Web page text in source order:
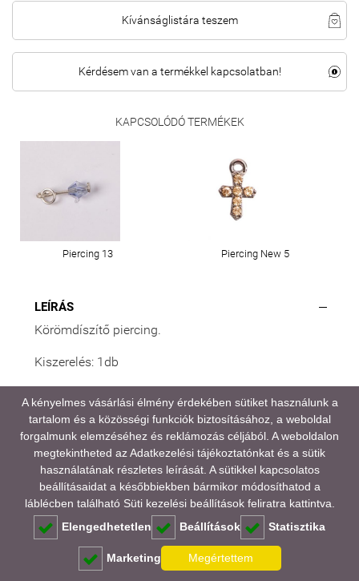
Kívánságlistára teszem
Kérdésem van a termékkel kapcsolatban!
KAPCSOLÓDÓ TERMÉKEK
Piercing 13 Piercing New 5
LEÍRÁS
Körömdíszítő piercing.
Kiszerelés: 1db
A médiatartalmainkban megjelenő színek eltérhetnek
a valóságtól, kijelző és monitor beállításaitól,
valamint a környezeti fényviszonyoktól függően.
GYAKORI KÉRDÉSEK (FAQ)
A kényelmes vásárlási élmény érdekében sütiket használunk a
tartalom és a közösségi funkciók biztosításához, a weboldal
forgalmunk elemzéséhez és reklámozás céljából. A weboldalon
megtekintheted azAdatkezelési tájékoztatónkat és a sütik
használatának részletes leírását. A sütikkel kapcsolatos
beállításaidat a későbbiekben bármikor módosíthatod a
láblécben található Süti kezelési beállítások feliratra kattintva.
Elengedhetetlen
Beállítások Statisztika
Marketing Megértettem